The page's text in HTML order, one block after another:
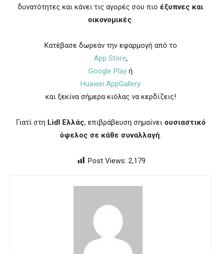
δυνατότητες και κάνει τις αγορές σου πιο έξυπνες και
οικονομικές.
Κατέβασε δωρεάν την εφαρμογή από το
App Store,
Google Play ή
Huawei AppGallery
και ξεκίνα σήμερα κιόλας να κερδίζεις!
Γιατί στη Lidl Ελλάς, επιβράβευση σημαίνει ουσιαστικό
όφελος σε κάθε συναλλαγή.
Post Views: 2,179